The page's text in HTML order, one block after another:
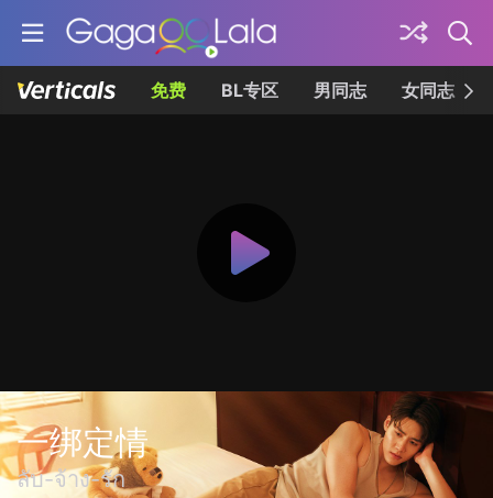
免费 BL专区 男同志 女同志
一绑定情
ลับ-จ้าง-รัก